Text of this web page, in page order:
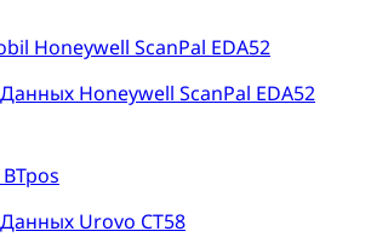
Honeywell ScanPal EDA52
Urovo CT58